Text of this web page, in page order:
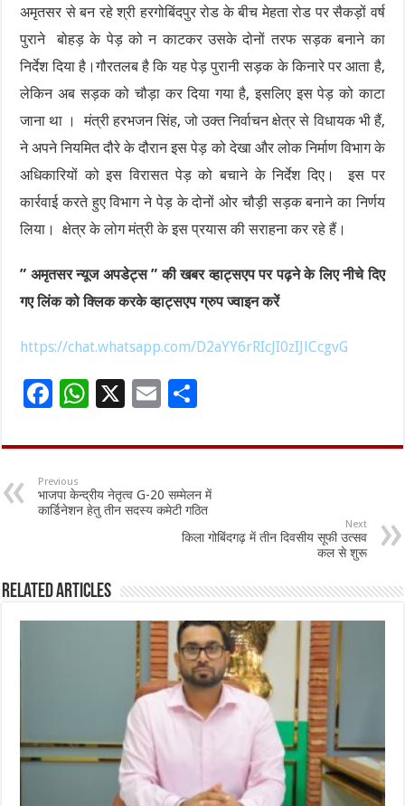
अमृतसर से बन रहे श्री हरगोबिंदपुर रोड के बीच मेहता रोड पर सैकड़ों वर्ष
पुराने बोहड़ के पेड़ को न काटकर उसके दोनों तरफ सड़क बनाने का
निर्देश दिया है।गौरतलब है कि यह पेड़ पुरानी सड़क के किनारे पर आता है,
लेकिन अब सड़क को चौड़ा कर दिया गया है, इसलिए इस पेड़ को काटा
जाना था । मंत्री हरभजन सिंह, जो उक्त निर्वाचन क्षेत्र से विधायक भी हैं,
ने अपने नियमित दौरे के दौरान इस पेड़ को देखा और लोक निर्माण विभाग के
अधिकारियों को इस विरासत पेड़ को बचाने के निर्देश दिए। इस पर
कार्रवाई करते हुए विभाग ने पेड़ के दोनों ओर चौड़ी सड़क बनाने का निर्णय
लिया। क्षेत्र के लोग मंत्री के इस प्रयास की सराहना कर रहे हैं।
” अमृतसर न्यूज अपडेट्स ” की खबर व्हाट्सएप पर पढ़ने के लिए नीचे दिए
गए लिंक को क्लिक करके व्हाट्सएप ग्रुप ज्वाइन करें
https://chat.whatsapp.com/D2aYY6rRIcJI0zIJlCcgvG
F
e
b
o
W
at
sA
p
X
E
ai ar
e
Previous
भाजपा केन्द्रीय नेतृत्व G-20 सम्मेलन में
कार्डिनेशन हेतु तीन सदस्य कमेटी गठित
Next
किला गोबिंदगढ़ में तीन दिवसीय सूफी उत्सव
कल से शुरू
Related Articles